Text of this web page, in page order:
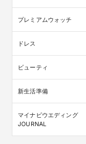
プレミアムウォッチ
ドレス
ビューティ
新生活準備
マイナビウエディング
JOURNAL